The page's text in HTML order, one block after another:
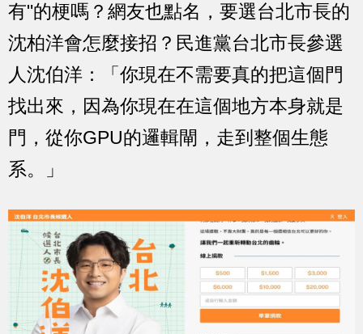
有"的梗嗎？網友也點名，要選台北市長的
沈柏洋會怎麼接招？民進黨台北市長參選
人沈伯洋：「你現在不需要真的把這個門
找出來，因為你現在在這個地方本身就是
門，從你GPU的邏輯閘，走到整個生態
系。」